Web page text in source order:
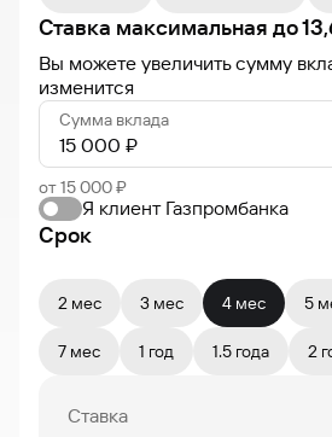
Ставка максимальная до
Вы можете увеличить сумму
изменится
Сумма вклада
от 15 000 ₽
Я клиент Газпромбанка
Срок
2 мес 3 мес 4 мес 5
7 мес 1 год 1.5 года 2
Ставка